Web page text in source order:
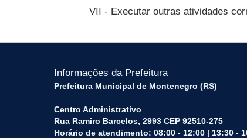
VII - Executar outras atividades
Informações da Prefeitura
Prefeitura Municipal de Montenegro (RS)
Centro Administrativo
Rua Ramiro Barcelos, 2993 CEP 92510-275
Horário de atendimento: 08:00 - 12:00 | 13:30 -